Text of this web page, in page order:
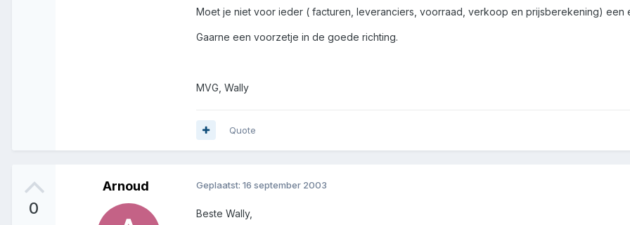
Moet je niet voor ieder ( facturen, leveranciers, voorraad, verkoop en prijsberekening) een
Gaarne een voorzetje in de goede richting.
MVG, Wally
Quote
0
Arnoud Geplaatst: 16 september 2003
Beste Wally,